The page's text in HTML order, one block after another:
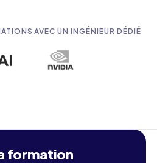
AVEC UN INGÉNIEUR DÉDIÉ
formation